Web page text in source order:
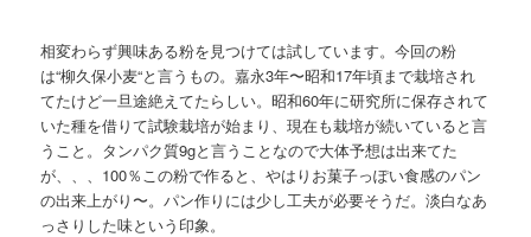
相変わらず興味ある粉を見つけては試しています。今回の粉
は“柳久保小麦“と言うもの。嘉永3年〜昭和17年頃まで栽培され
てたけど一旦途絶えてたらしい。昭和60年に研究所に保存されて
いた種を借りて試験栽培が始まり、現在も栽培が続いていると言
うこと。タンパク質9gと言うことなので大体予想は出来てた
が、、、100％この粉で作ると、やはりお菓子っぽい食感のパン
の出来上がり〜。パン作りには少し工夫が必要そうだ。淡白なあ
っさりした味という印象。